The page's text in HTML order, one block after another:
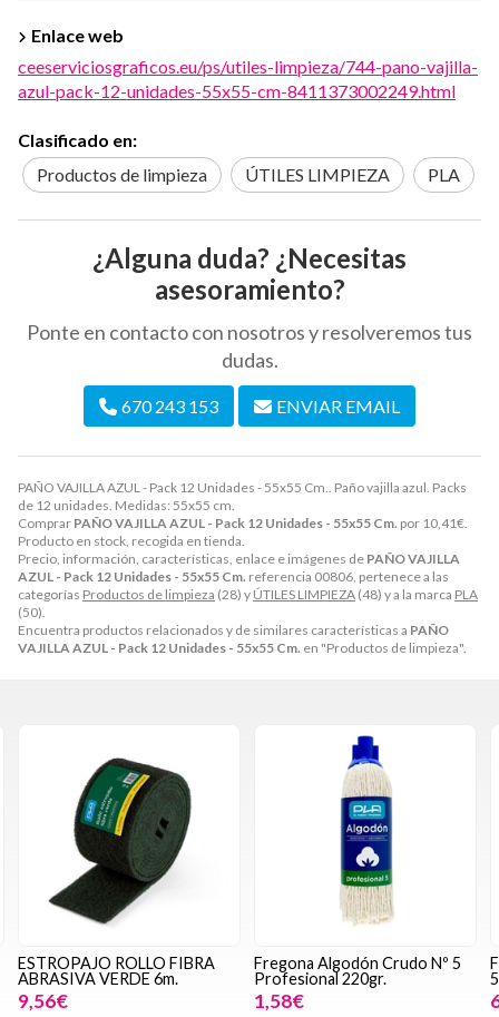
PAÑO VAJILLA AZUL - Pack 12 Unidades - 55x55 Cm.. Paño vajilla azul. Packs
de 12 unidades. Medidas: 55x55 cm.
Comprar PAÑO VAJILLA AZUL - Pack 12 Unidades - 55x55 Cm. por 10,41€.
Producto en stock, recogida en tienda.
Precio, información, características, enlace e imágenes de PAÑO VAJILLA
AZUL - Pack 12 Unidades - 55x55 Cm. referencia 00806, pertenece a las
categorías Productos de limpieza (28) y ÚTILES LIMPIEZA (48) y a la marca PLA
(50).
Encuentra productos relacionados y de similares características a PAÑO
VAJILLA AZUL - Pack 12 Unidades - 55x55 Cm. en "Productos de limpieza".
Enlace web
ceeserviciosgraficos.eu/ps/utiles-limpieza/744-pano-vajilla-
azul-pack-12-unidades-55x55-cm-8411373002249.html
Clasificado en:
Productos de limpieza
ÚTILES LIMPIEZA PLA
¿Alguna duda? ¿Necesitas
asesoramiento?
Ponte en contacto con nosotros y resolveremos tus
dudas.
670 243 153 ENVIAR EMAIL
Fregona Algodón Crudo Nº 5
Profesional 220gr.
1,58€
FRIGASUELOS (Olor Romero)
5L. SDM-PURPLE
6,42€